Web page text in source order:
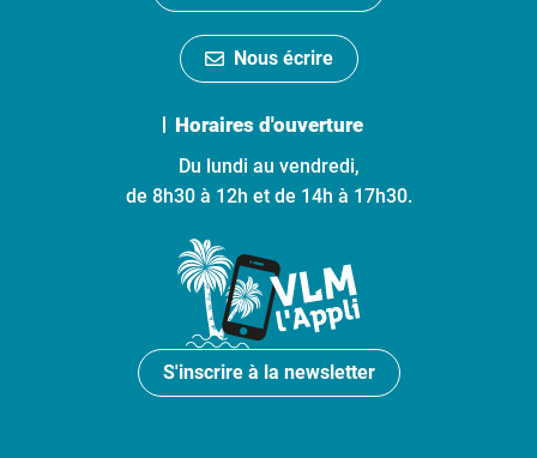
Nous écrire
Horaires d'ouverture
Du lundi au vendredi,
de 8h30 à 12h et de 14h à 17h30.
S'inscrire à la newsletter